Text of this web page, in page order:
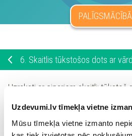
Uzdevumi.lv tīmekļa vietne
Mūsu tīmekļa vietne izmanto
6. Skaitlis tūkstošos dots ar
Uzraksti ar cipariem skaitli: tūkstoš